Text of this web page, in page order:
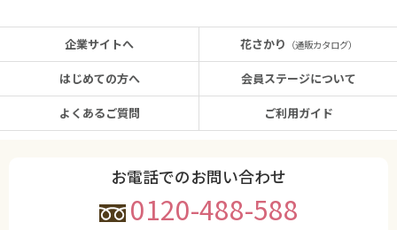
企業サイトへ
はじめての方へ
よくあるご質問
花さかり （通販カタログ）
会員ステージについて
ご利用ガイド
お電話でのお問い合わせ
0120-488-588